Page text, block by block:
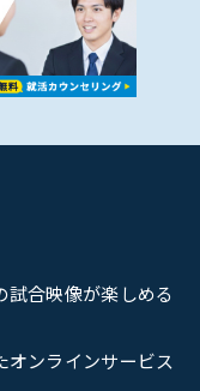
合映像が楽しめる
ンラインサービス